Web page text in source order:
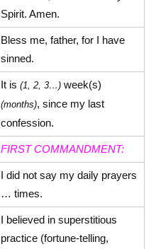
Spirit. Amen.
Bless me, father, for I have
sinned.
It is (1, 2, 3…) week(s)
(months), since my last
confession.
FIRST COMMANDMENT:
I did not say my daily prayers
… times.
I believed in superstitious
practice (fortune-telling,